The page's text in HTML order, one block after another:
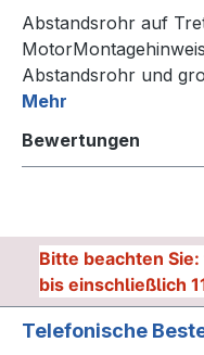
Abstandsrohr auf
Abstandsrohr und
Mehr
Bewertungen
Bitte beachten
bis einschließlich
Telefonische